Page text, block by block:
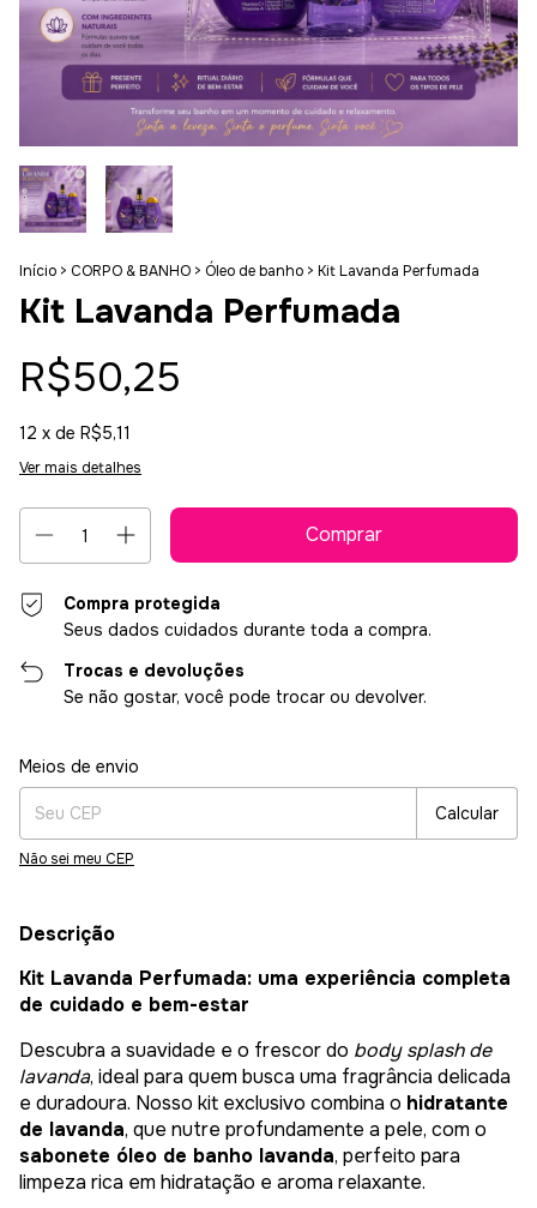
Início > CORPO & BANHO > Óleo de banho > Kit Lavanda Perfumada
Kit Lavanda Perfumada
R$50,25
12 x de R$5,11
Ver mais detalhes
Compra protegida
Seus dados cuidados durante toda a compra.
Trocas e devoluções
Se não gostar, você pode trocar ou devolver.
Entregas para o CEP:
Meios de envio
Calcular
Não sei meu CEP
Descrição
Kit Lavanda Perfumada: uma experiência completa
de cuidado e bem-estar
Descubra a suavidade e o frescor do body splash de
lavanda, ideal para quem busca uma fragrância delicada
e duradoura. Nosso kit exclusivo combina o hidratante
de lavanda, que nutre profundamente a pele, com o
sabonete óleo de banho lavanda, perfeito para
limpeza rica em hidratação e aroma relaxante.